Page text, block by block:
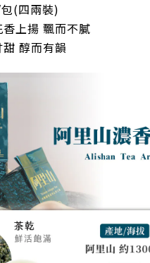
(四兩裝)
上揚 飄而不膩
醇而有韻